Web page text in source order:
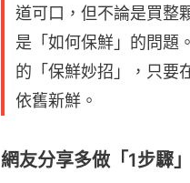
道可口，但不論是買整
是「如何保鮮」的問題
的「保鮮妙招」，只要
依舊新鮮。
網友分享多做「1步驟